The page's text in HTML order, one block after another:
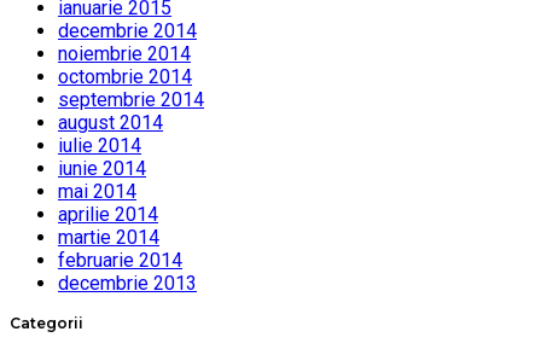
ianuarie 2015
decembrie 2014
noiembrie 2014
octombrie 2014
septembrie 2014
august 2014
iulie 2014
iunie 2014
mai 2014
aprilie 2014
martie 2014
februarie 2014
decembrie 2013
Categorii